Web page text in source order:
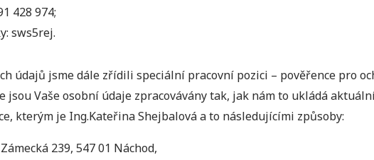
428 974;
sws5rej.
údajů jsme dále zřídili speciální pracovní pozici – pověřence pro
jsou Vaše osobní údaje zpracovávány tak, jak nám to ukládá
kterým je Ing.Kateřina Shejbalová a to následujícími způsoby:
239, 547 01 Náchod,